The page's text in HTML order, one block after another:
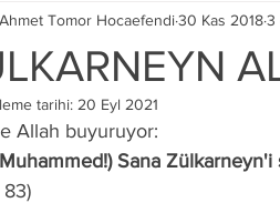
R S Ş T U Ü
Ahmet Tomor Hocaefendi30 Kas 20183
tarihi: 20 Eyl 2021
Allah buyuruyor:
Muhammed!) Sana Zülkarneyn'i
83)